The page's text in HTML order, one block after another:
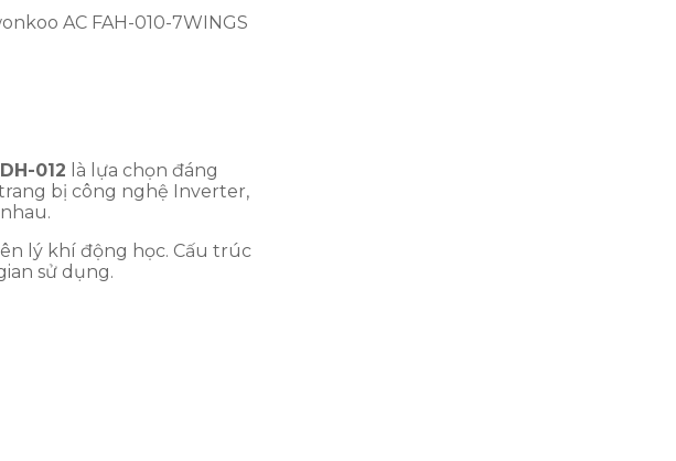
AC FAH-010-7WINGS
012 là lựa chọn đáng
bị công nghệ Inverter,
lý khí động học. Cấu trúc
sử dụng.